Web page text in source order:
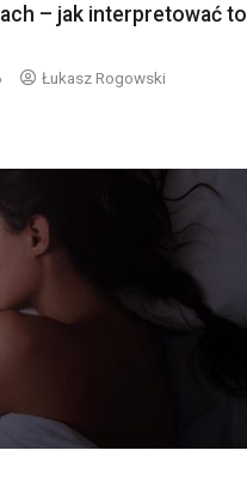
– jak interpretować to
Łukasz Rogowski